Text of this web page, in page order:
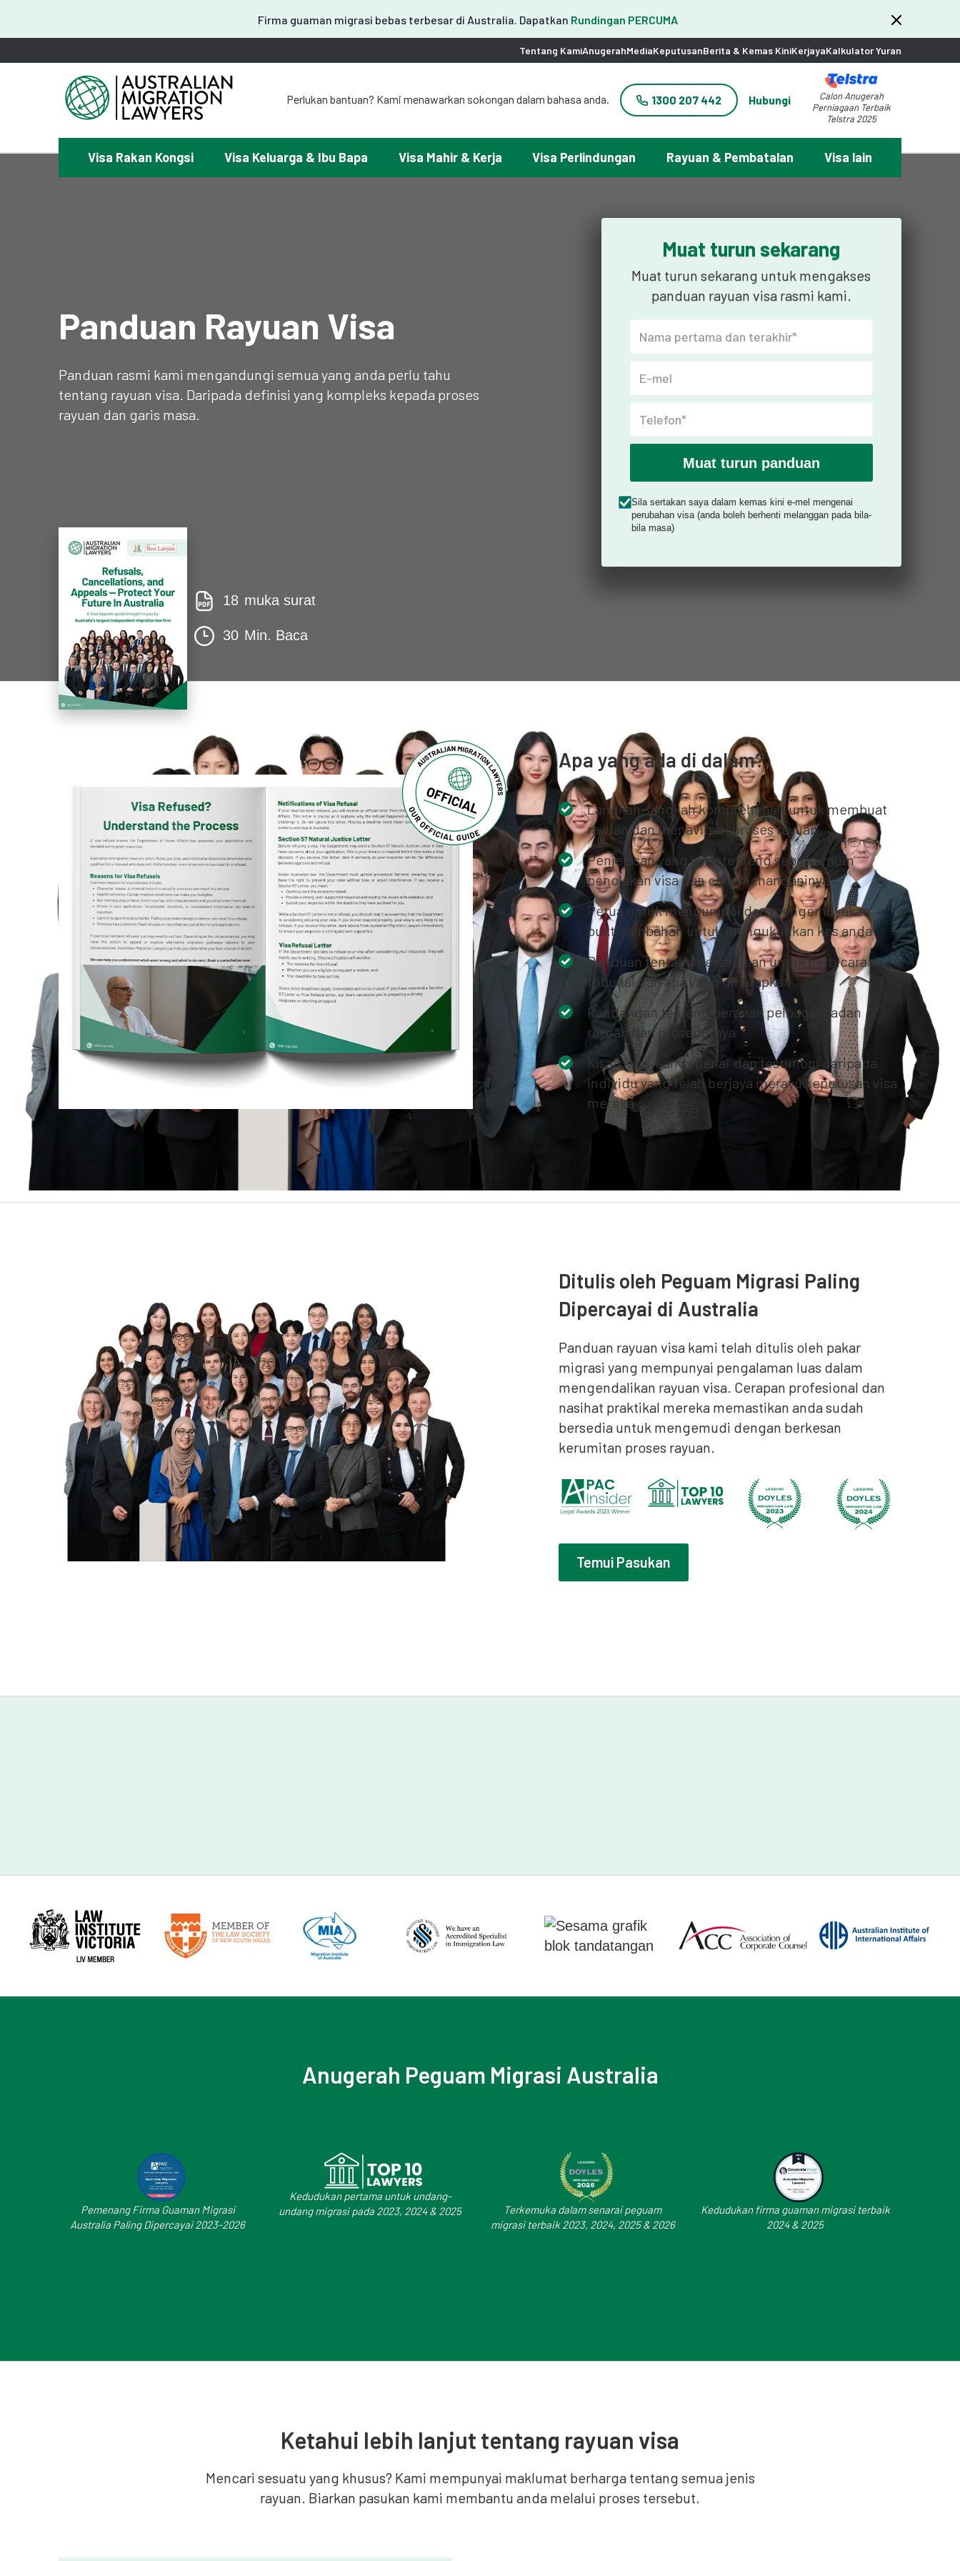
Firma guaman migrasi bebas terbesar di Australia. Dapatkan Rundingan PERCUMA
Tentang KamiAnugerahMediaKeputusanBerita & Kemas KiniKerjayaKalkulator Yuran
Perlukan bantuan? Kami menawarkan sokongan dalam bahasa anda.
¿Memerlukan ayuda con tu visa? Podemos ayudarte en español.
Tại đây chúng tôi có hỗ trợ tiếng Việt.
1300 207 442 Hubungi
Calon Anugerah
Perniagaan Terbaik
Telstra 2025
Visa Rakan Kongsi Visa Keluarga & Ibu Bapa Visa Mahir & Kerja Visa Perlindungan Rayuan & Pembatalan Visa lain
Panduan Rayuan Visa
Panduan rasmi kami mengandungi semua yang anda perlu tahu
tentang rayuan visa. Daripada definisi yang kompleks kepada proses
rayuan dan garis masa.
18 muka surat
30 Min. Baca
Muat turun sekarang
Muat turun sekarang untuk mengakses
panduan rayuan visa rasmi kami.
Sila sertakan saya dalam kemas kini e-mel mengenai
perubahan visa (anda boleh berhenti melanggan pada bila-
bila masa)
Apa yang ada di dalam?
Langkah-langkah komprehensif untuk membuat
rayuan dan menavigasi proses rayuan
Penjelasan yang jelas tentang sebab umum
penolakan visa dan cara menanganinya
Petua untuk mengumpul dan mengemukakan
bukti tambahan untuk mengukuhkan kes anda
Panduan tentang persediaan untuk perbicaraan
tribunal dan apa yang diharapkan
Pandangan tentang peranan pelbagai badan
rayuan dan prosedurnya
Kisah kejayaan sebenar dan testimoni daripada
individu yang telah berjaya merayu keputusan visa
mereka
Ditulis oleh Peguam Migrasi Paling
Dipercayai di Australia
Panduan rayuan visa kami telah ditulis oleh pakar
migrasi yang mempunyai pengalaman luas dalam
mengendalikan rayuan visa. Cerapan profesional dan
nasihat praktikal mereka memastikan anda sudah
bersedia untuk mengemudi dengan berkesan
kerumitan proses rayuan.
Temui Pasukan
Anugerah Peguam Migrasi Australia
Pemenang Firma Guaman Migrasi
Australia Paling Dipercayai 2023-2026
Kedudukan pertama untuk undang-
undang migrasi pada 2023, 2024 & 2025
Terkemuka dalam senarai peguam
migrasi terbaik 2023, 2024, 2025 & 2026
Kedudukan firma guaman migrasi terbaik
2024 & 2025
Ketahui lebih lanjut tentang rayuan visa
Mencari sesuatu yang khusus? Kami mempunyai maklumat berharga tentang semua jenis
rayuan. Biarkan pasukan kami membantu anda melalui proses tersebut.